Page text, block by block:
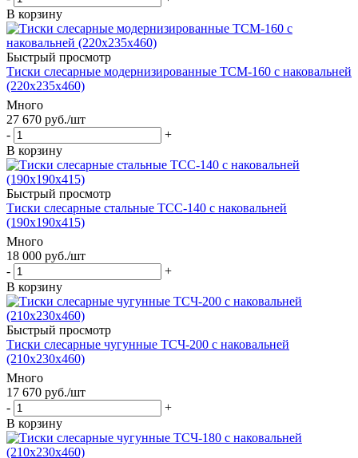
В корзину
Быстрый просмотр
Тиски слесарные модернизированные TCМ-160 с наковальней
(220x235x460)
Много
27 670 руб./шт
-
+
В корзину
Быстрый просмотр
Тиски слесарные стальные TCС-140 с наковальней
(190x190x415)
Много
18 000 руб./шт
-
+
В корзину
Быстрый просмотр
Тиски слесарные чугунные TCЧ-200 с наковальней
(210x230x460)
Много
17 670 руб./шт
-
+
В корзину